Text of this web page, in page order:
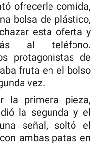
ofrecerle comida,
bolsa de plástico,
esta oferta y
al teléfono.
protagonistas de
fruta en el bolso
vez.
la primera pieza,
la segunda y el
señal, soltó el
ambas patas en